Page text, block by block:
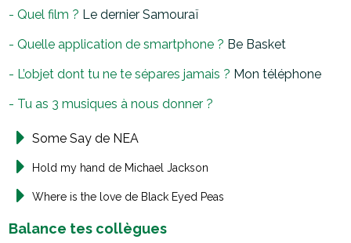
- Quel film ? Le dernier Samouraï
- Quelle application de smartphone ? Be Basket
- L’objet dont tu ne te sépares jamais ? Mon téléphone
- Tu as 3 musiques à nous donner ?
Some Say de NEA
Hold my hand de Michael Jackson
Where is the love de Black Eyed Peas
Balance tes collègues